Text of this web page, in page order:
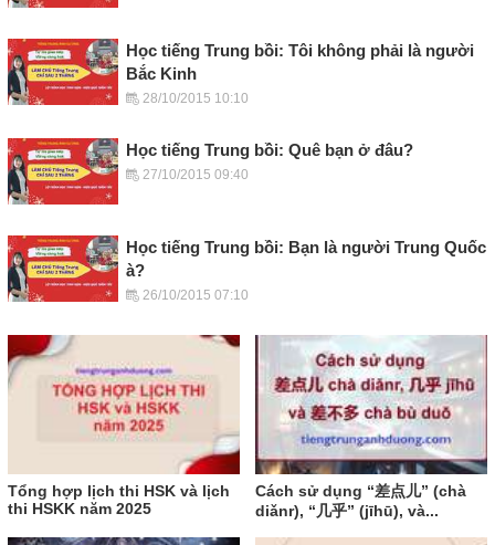
Học tiếng Trung bồi: Tôi không phải là người
Bắc Kinh
28/10/2015 10:10
Học tiếng Trung bồi: Quê bạn ở đâu?
27/10/2015 09:40
Học tiếng Trung bồi: Bạn là người Trung Quốc
à?
26/10/2015 07:10
Tổng hợp lịch thi HSK và lịch
thi HSKK năm 2025
Cách sử dụng “差点儿” (chà
diǎnr), “几乎” (jīhū), và...